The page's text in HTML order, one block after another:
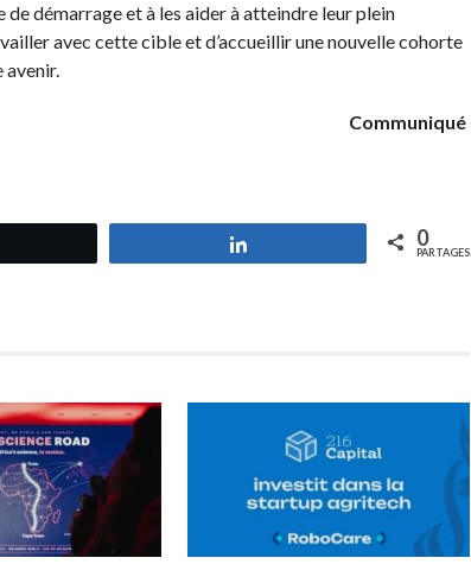
de démarrage et à les aider à atteindre leur plein
avec cette cible et d’accueillir une nouvelle cohorte
avenir.
Communiqué
0
PARTAGES